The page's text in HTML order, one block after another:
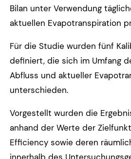
Bilan unter Verwendung
aktuellen Evapotranspiration
Für die Studie wurden fünf
definiert, die sich im Umfang
Abfluss und aktueller
unterschieden.
Vorgestellt wurden die
anhand der Werte der
Efficiency sowie deren